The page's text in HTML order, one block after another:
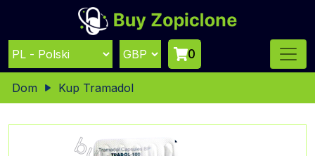
0
Dom Kup Tramadol